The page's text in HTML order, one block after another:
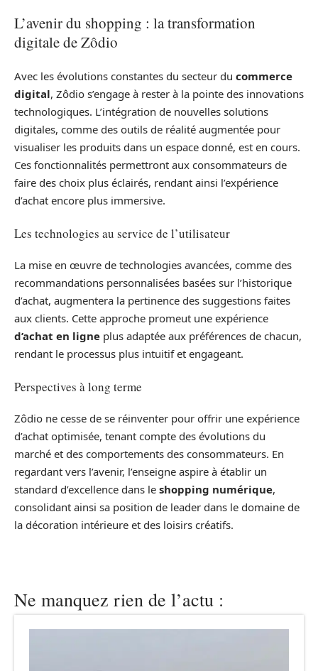
L’avenir du shopping : la transformation
digitale de Zôdio
Avec les évolutions constantes du secteur du commerce
digital, Zôdio s’engage à rester à la pointe des innovations
technologiques. L’intégration de nouvelles solutions
digitales, comme des outils de réalité augmentée pour
visualiser les produits dans un espace donné, est en cours.
Ces fonctionnalités permettront aux consommateurs de
faire des choix plus éclairés, rendant ainsi l’expérience
d’achat encore plus immersive.
Les technologies au service de l’utilisateur
La mise en œuvre de technologies avancées, comme des
recommandations personnalisées basées sur l’historique
d’achat, augmentera la pertinence des suggestions faites
aux clients. Cette approche promeut une expérience
d’achat en ligne plus adaptée aux préférences de chacun,
rendant le processus plus intuitif et engageant.
Perspectives à long terme
Zôdio ne cesse de se réinventer pour offrir une expérience
d’achat optimisée, tenant compte des évolutions du
marché et des comportements des consommateurs. En
regardant vers l’avenir, l’enseigne aspire à établir un
standard d’excellence dans le shopping numérique,
consolidant ainsi sa position de leader dans le domaine de
la décoration intérieure et des loisirs créatifs.
Ne manquez rien de l’actu :